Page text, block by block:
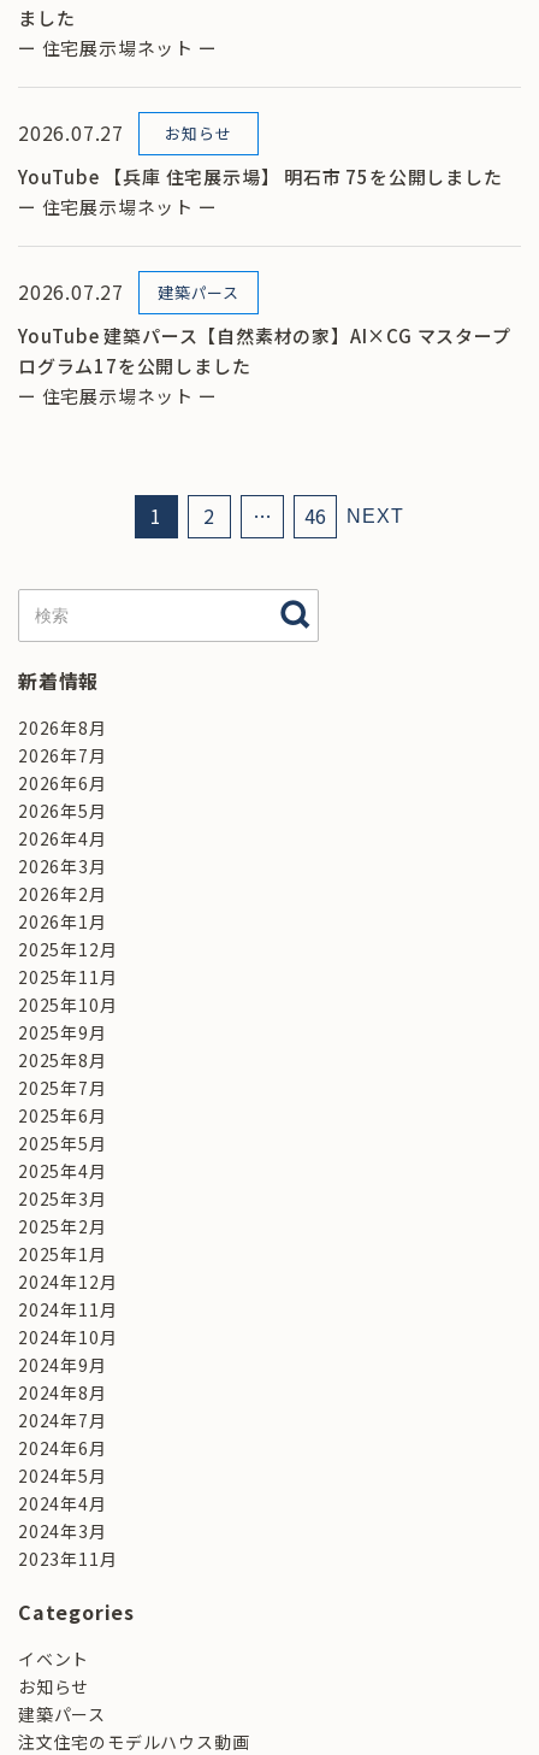
ました
ー 住宅展示場ネット ー
2026.07.27 お知らせ
YouTube 【兵庫 住宅展示場】 明石市 75を公開しました
ー 住宅展示場ネット ー
2026.07.27 建築パース
YouTube 建築パース【自然素材の家】AI×CG マスタープ
ログラム17を公開しました
ー 住宅展示場ネット ー
1 2 … 46 NEXT
新着情報
2026年8月
2026年7月
2026年6月
2026年5月
2026年4月
2026年3月
2026年2月
2026年1月
2025年12月
2025年11月
2025年10月
2025年9月
2025年8月
2025年7月
2025年6月
2025年5月
2025年4月
2025年3月
2025年2月
2025年1月
2024年12月
2024年11月
2024年10月
2024年9月
2024年8月
2024年7月
2024年6月
2024年5月
2024年4月
2024年3月
2023年11月
Categories
イベント
お知らせ
建築パース
注文住宅のモデルハウス動画